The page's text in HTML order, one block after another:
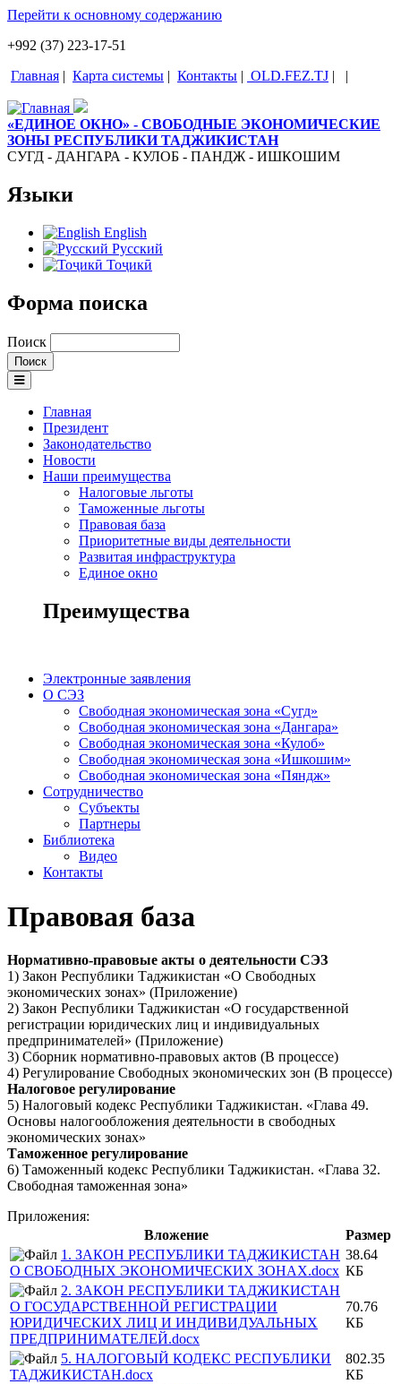
Перейти к основному содержанию
+992 (37) 223-17-51
Главная | Карта системы | Контакты | OLD.FEZ.TJ | |
«ЕДИНОЕ ОКНО» - СВОБОДНЫЕ ЭКОНОМИЧЕСКИЕ
ЗОНЫ РЕСПУБЛИКИ ТАДЖИКИСТАН
СУГД - ДАНГАРА - КУЛОБ - ПАНДЖ - ИШКОШИМ
Языки
English
Русский
Тоҷикӣ
Форма поиска
Поиск
Главная
Президент
Законодательство
Новости
Наши преимущества
Налоговые льготы
Таможенные льготы
Правовая база
Приоритетные виды деятельности
Развитая инфраструктура
Единое окно
Преимущества
Электронные заявления
О СЭЗ
Свободная экономическая зона «Сугд»
Свободная экономическая зона «Дангара»
Свободная экономическая зона «Кулоб»
Свободная экономическая зона «Ишкошим»
Свободная экономическая зона «Пяндж»
Сотрудничество
Субъекты
Партнеры
Библиотека
Видео
Контакты
Правовая база
Нормативно-правовые акты о деятельности СЭЗ
1) Закон Республики Таджикистан «О Свободных
экономических зонах» (Приложение)
2) Закон Республики Таджикистан «О государственной
регистрации юридических лиц и индивидуальных
предпринимателей» (Приложение)
3) Сборник нормативно-правовых актов (В процессе)
4) Регулирование Свободных экономических зон (В процессе)
Налоговое регулирование
5) Налоговый кодекс Республики Таджикистан. «Глава 49.
Основы налогообложения деятельности в свободных
экономических зонах»
Таможенное регулирование
6) Таможенный кодекс Республики Таджикистан. «Глава 32.
Свободная таможенная зона»
Приложения:
Вложение
Размер
1. ЗАКОН РЕСПУБЛИКИ ТАДЖИКИСТАН
О СВОБОДНЫХ ЭКОНОМИЧЕСКИХ ЗОНАХ.docx
38.64
КБ
2. ЗАКОН РЕСПУБЛИКИ ТАДЖИКИСТАН
О ГОСУДАРСТВЕННОЙ РЕГИСТРАЦИИ
ЮРИДИЧЕСКИХ ЛИЦ И ИНДИВИДУАЛЬНЫХ
ПРЕДПРИНИМАТЕЛЕЙ.docx
70.76
КБ
5. НАЛОГОВЫЙ КОДЕКС РЕСПУБЛИКИ
ТАДЖИКИСТАН.docx
802.35
КБ